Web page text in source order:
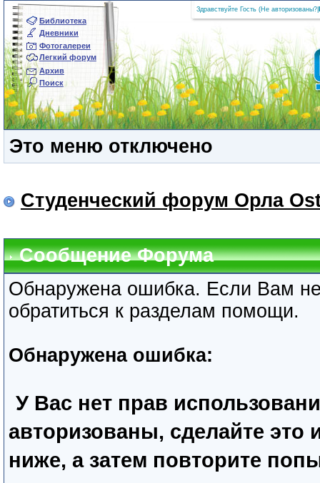
Библиотека
Дневники
Фотогалереи
Легкий форум
Архив
Поиск
Здравствуйте Гость (Не авторизованы?
Это меню отключено
Студенческий форум Орла
Сообщение Форума
Обнаружена ошибка. Если Вам
обратиться к разделам помощи.
Обнаружена ошибка:
У Вас нет прав
авторизованы, сделайте это
ниже, а затем повторите